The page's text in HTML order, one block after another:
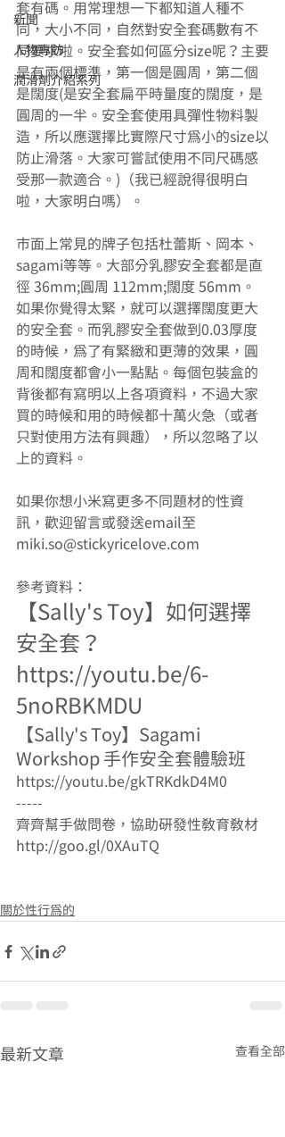
新聞
人物專訪
潤滑劑介紹系列
套有碼。用常理想一下都知道人種不
同，大小不同，自然對安全套碼數有不
同要求啦。安全套如何區分size呢？主要
是有兩個標準，第一個是圓周，第二個
是闊度(是安全套扁平時量度的闊度，是
圓周的一半。安全套使用具彈性物料製
造，所以應選擇比實際尺寸為小的size以
防止滑落。大家可嘗試使用不同尺碼感
受那一款適合。)（我已經說得很明白
啦，大家明白嗎）。
市面上常見的牌子包括杜蕾斯、岡本、
sagami等等。大部分乳膠安全套都是直
徑 36mm;圓周 112mm;闊度 56mm。
如果你覺得太緊，就可以選擇闊度更大
的安全套。而乳膠安全套做到0.03厚度
的時候，為了有緊緻和更薄的效果，圓
周和闊度都會小一點點。每個包裝盒的
背後都有寫明以上各項資料，不過大家
買的時候和用的時候都十萬火急（或者
只對使用方法有興趣），所以忽略了以
上的資料。
如果你想小米寫更多不同題材的性資
訊，歡迎留言或發送email至
miki.so@stickyricelove.com
參考資料：
【Sally's Toy】如何選擇
安全套？
https://youtu.be/6-
5noRBKMDU
【Sally's Toy】Sagami
Workshop 手作安全套體驗班
https://youtu.be/gkTRKdkD4M0
-----
齊齊幫手做問卷，協助研發性教育教材
http://goo.gl/0XAuTQ
關於性行為的
最新文章 查看全部